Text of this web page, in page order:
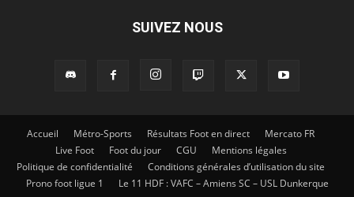
SUIVEZ NOUS
Accueil Métro-Sports Résultats Foot en direct
Mercato FR
Live Foot
Foot du jour CGU
Mentions légales
Politique de confidentialité
Conditions générales d’utilisation du site
Prono foot ligue 1
Le 11 HDF : VAFC – Amiens SC – USL Dunkerque